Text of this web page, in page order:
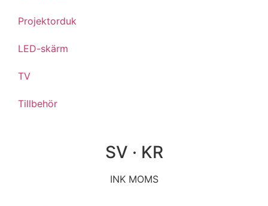
Projektorduk
LED-skärm
TV
Tillbehör
SV · KR
INK MOMS